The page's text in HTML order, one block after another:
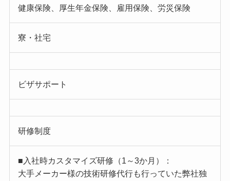
健康保険、厚生年金保険、雇用保険、労災保険
寮・社宅
ビザサポート
研修制度
■入社時カスタマイズ研修（1～3か月）：
大手メーカー様の技術研修代行も行っていた弊社独